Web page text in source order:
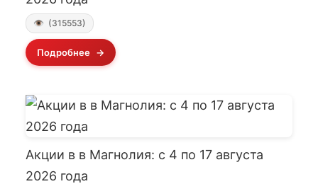
(315553)
Подробнее
Акции в в Магнолия: с 4 по 17 августа
2026 года